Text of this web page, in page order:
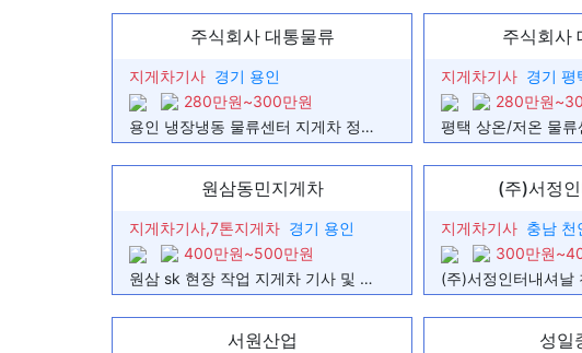
일 18만원 / 월 400이상 전동 카운터지게차 출거 피킹지게차 모집
지게차 기사님 구합니다
7일 단기 3톤 지게차 기사 구인
지게차 기사및 현장 보조
리치 및 일반지게차 일급 구합니다.
[일급14만원] 평택물류 입식지게차 경력자 모집
2026년 남극과학기지 월동연구대 채용(시설관리·조리직)
평택 청북읍 지게차 사원 모십니다.주간근무 주5일 월295만원
두산중기4.5톤 사업자 구함
[ 완주 DH 계열사 ] HJL 사내 서열 공급업체 지게차 기사 구합니다.
[쥴릭파마코리아] 오산센터 물류현장직 구인
지게차 구인합니다
주식회사 대통물류
지게차기사 경기 용인
280만원~300만원
용인 냉장냉동 물류센터 지게차 정규직 채용
주식회사
지게차기사 경기 평
280만원
원삼동민지게차
지게차기사,7톤지게차 경기 용인
400만원~500만원
원삼 sk 현장 작업 지게차 기사 및 지입 구합니다.
(주)서정
지게차기사 충남 천
300만원
서원산업 성일